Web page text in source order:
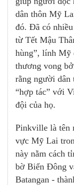
dân thôn Mỹ
đó. Đã có
từ Tết Mậu
hùng”, lính Mỹ
thương vong
rằng người dân
“hợp tác” với
đội của họ.
Pinkville là tên
vực Mỹ Lai
này nằm cách
bờ Biển Đông
Batangan -